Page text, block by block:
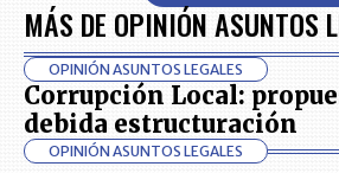
MÁS DE OPINIÓN ASUNTOS
OPINIÓN ASUNTOS LEGALES
Corrupción Local:
debida estructuración
OPINIÓN ASUNTOS LEGALES